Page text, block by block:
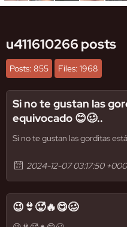
u411610266 posts
Posts: 855 Files: 1968
Si no te gustan las
equivocado 😊🥴..
Si no te gustan las gorditas
2024-12-07 03:17:50
😉👙🥵🔥😋🥴